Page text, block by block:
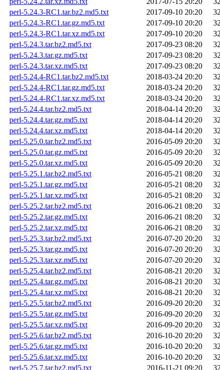
perl-5.24.3-RC1.tar.bz2.md5.txt
2017-09-10 20:20
perl-5.24.3-RC1.tar.gz.md5.txt
2017-09-10 20:20
perl-5.24.3-RC1.tar.xz.md5.txt
2017-09-10 20:20
perl-5.24.3.tar.bz2.md5.txt
2017-09-23 08:20
perl-5.24.3.tar.gz.md5.txt
2017-09-23 08:20
perl-5.24.3.tar.xz.md5.txt
2017-09-23 08:20
perl-5.24.4-RC1.tar.bz2.md5.txt
2018-03-24 20:20
perl-5.24.4-RC1.tar.gz.md5.txt
2018-03-24 20:20
perl-5.24.4-RC1.tar.xz.md5.txt
2018-03-24 20:20
perl-5.24.4.tar.bz2.md5.txt
2018-04-14 20:20
perl-5.24.4.tar.gz.md5.txt
2018-04-14 20:20
perl-5.24.4.tar.xz.md5.txt
2018-04-14 20:20
perl-5.25.0.tar.bz2.md5.txt
2016-05-09 20:20
perl-5.25.0.tar.gz.md5.txt
2016-05-09 20:20
perl-5.25.0.tar.xz.md5.txt
2016-05-09 20:20
perl-5.25.1.tar.bz2.md5.txt
2016-05-21 08:20
perl-5.25.1.tar.gz.md5.txt
2016-05-21 08:20
perl-5.25.1.tar.xz.md5.txt
2016-05-21 08:20
perl-5.25.2.tar.bz2.md5.txt
2016-06-21 08:20
perl-5.25.2.tar.gz.md5.txt
2016-06-21 08:20
perl-5.25.2.tar.xz.md5.txt
2016-06-21 08:20
perl-5.25.3.tar.bz2.md5.txt
2016-07-20 20:20
perl-5.25.3.tar.gz.md5.txt
2016-07-20 20:20
perl-5.25.3.tar.xz.md5.txt
2016-07-20 20:20
perl-5.25.4.tar.bz2.md5.txt
2016-08-21 20:20
perl-5.25.4.tar.gz.md5.txt
2016-08-21 20:20
perl-5.25.4.tar.xz.md5.txt
2016-08-21 20:20
perl-5.25.5.tar.bz2.md5.txt
2016-09-20 20:20
perl-5.25.5.tar.gz.md5.txt
2016-09-20 20:20
perl-5.25.5.tar.xz.md5.txt
2016-09-20 20:20
perl-5.25.6.tar.bz2.md5.txt
2016-10-20 20:20
perl-5.25.6.tar.gz.md5.txt
2016-10-20 20:20
perl-5.25.6.tar.xz.md5.txt
2016-10-20 20:20
perl-5.25.7.tar.bz2.md5.txt
2016-11-21 09:20